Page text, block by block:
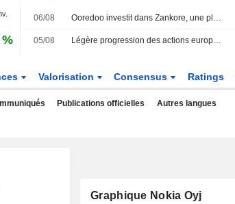
06/08 Ooredoo investit dans Zankore, une plateforme indonésienne de calcul IA et de neocloud
05/08 Légère progression des actions européennes cotées aux États-Unis sous forme d'ADR lors de la séance de mercredi
Valorisation Consensus Ratings
Publications officielles Autres langues
Graphique Nokia Oyj